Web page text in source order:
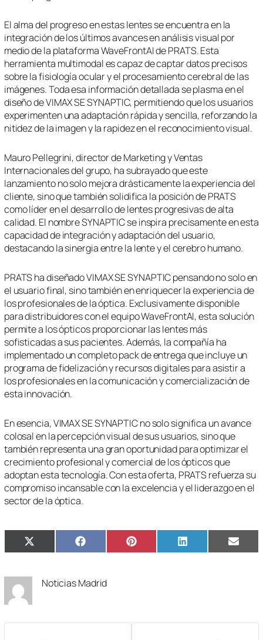
El alma del progreso en estas lentes se encuentra en la
integración de los últimos avances en análisis visual por
medio de la plataforma WaveFrontAI de PRATS. Esta
herramienta multimodal es capaz de captar datos precisos
sobre la fisiología ocular y el procesamiento cerebral de las
imágenes. Toda esa información detallada se plasma en el
diseño de VIMAX SE SYNAPTIC, permitiendo que los usuarios
experimenten una adaptación rápida y sencilla, reforzando la
nitidez de la imagen y la rapidez en el reconocimiento visual.
Mauro Pellegrini, director de Marketing y Ventas
Internacionales del grupo, ha subrayado que este
lanzamiento no solo mejora drásticamente la experiencia del
cliente, sino que también solidifica la posición de PRATS
como líder en el desarrollo de lentes progresivas de alta
calidad. El nombre SYNAPTIC se inspira precisamente en esta
capacidad de integración y adaptación del usuario,
destacando la sinergia entre la lente y el cerebro humano.
PRATS ha diseñado VIMAX SE SYNAPTIC pensando no solo en
el usuario final, sino también en enriquecer la experiencia de
los profesionales de la óptica. Exclusivamente disponible
para distribuidores con el equipo WaveFrontAI, esta solución
permite a los ópticos proporcionar las lentes más
sofisticadas a sus pacientes. Además, la compañía ha
implementado un completo pack de entrega que incluye un
programa de fidelización y recursos digitales para asistir a
los profesionales en la comunicación y comercialización de
esta innovación.
En esencia, VIMAX SE SYNAPTIC no solo significa un avance
colosal en la percepción visual de sus usuarios, sino que
también representa una gran oportunidad para optimizar el
crecimiento profesional y comercial de los ópticos que
adoptan esta tecnología. Con esta oferta, PRATS refuerza su
compromiso incansable con la excelencia y el liderazgo en el
sector de la óptica.
Compartir
en
X
(Twitter)
Compartir
en
Facebook Compartir
en
Pinterest Compartir
en
LinkedIn
en
Email
Noticias Madrid